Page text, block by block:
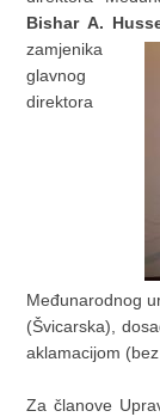
Bishar A.
zamjenika
glavnog
direktora
Međunarodnog
(Švicarska),
aklamacijom
Za članove